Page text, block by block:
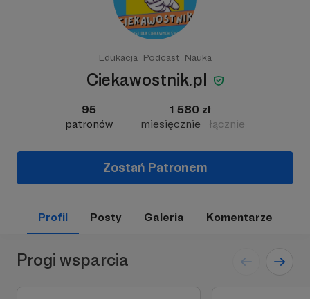
Edukacja Podcast Nauka
Ciekawostnik.pl
95
patronów
1 580 zł
miesięcznie
łącznie
Zostań Patronem
Profil Posty Galeria Komentarze
Progi wsparcia